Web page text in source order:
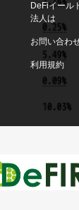
DeFiイール
法人は
お問い合わ
利用規約